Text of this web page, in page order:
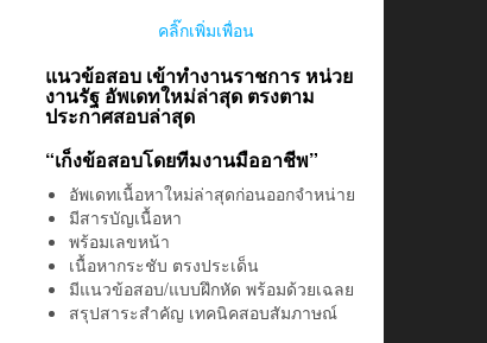
คลิ๊กเพิ่มเพื่อน
แนวข้อสอบ เข้าทำงานราชการ หน่วย
งานรัฐ อัพเดทใหม่ล่าสุด ตรงตาม
ประกาศสอบล่าสุด
“เก็งข้อสอบโดยทีมงานมืออาชีพ”
อัพเดทเนื้อหาใหม่ล่าสุดก่อนออกจำหน่าย
มีสารบัญเนื้อหา
พร้อมเลขหน้า
เนื้อหากระชับ ตรงประเด็น
มีแนวข้อสอบ/แบบฝึกหัด พร้อมด้วยเฉลย
สรุปสาระสำคัญ เทคนิคสอบสัมภาษณ์